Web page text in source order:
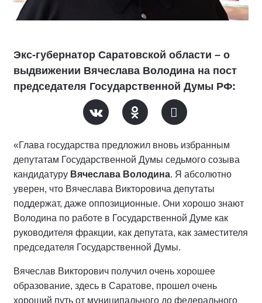
Экс-губернатор Саратовской области – о
выдвижении Вячеслава Володина на пост
председателя Государственной Думы РФ:
«Глава государства предложил вновь избранным
депутатам Государственной Думы седьмого созыва
кандидатуру Вячеслава Володина. Я абсолютно
уверен, что Вячеслава Викторовича депутаты
поддержат, даже оппозиционные. Они хорошо знают
Володина по работе в Государственной Думе как
руководителя фракции, как депутата, как заместителя
председателя Государственной Думы.
Вячеслав Викторович получил очень хорошее
образование, здесь в Саратове, прошел очень
хороший путь от муниципального до федерального